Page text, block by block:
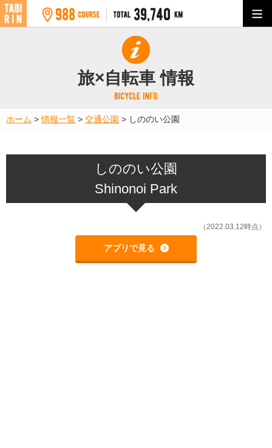
旅×自転車 情報
ホーム >情報一覧 > 交通公園 > しののい公園
しののい公園
Shinonoi Park
（2022.03.12時点）
アプリで見る